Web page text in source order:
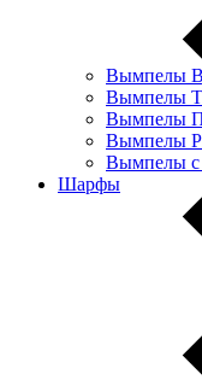
Вымпелы
Вымпелы
Вымпелы
Вымпелы
Вымпелы с
Шарфы